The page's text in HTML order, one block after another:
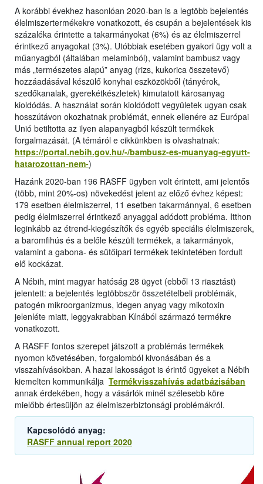
A korábbi évekhez hasonlóan 2020-ban is a legtöbb bejelentés
élelmiszertermékekre vonatkozott, és csupán a bejelentések kis
százaléka érintette a takarmányokat (6%) és az élelmiszerrel
érintkező anyagokat (3%). Utóbbiak esetében gyakori ügy volt a
műanyagból (általában melaminból), valamint bambusz vagy
más „természetes alapú” anyag (rizs, kukorica összetevő)
hozzáadásával készülő konyhai eszközökből (tányérok,
szedőkanalak, gyerekétkészletek) kimutatott károsanyag
kioldódás. A használat során kioldódott vegyületek ugyan csak
hosszútávon okozhatnak problémát, ennek ellenére az Európai
Unió betiltotta az ilyen alapanyagból készült termékek
forgalmazását. (A témáról e cikkünkben is olvashatnak:
https://portal.nebih.gov.hu/-/bambusz-es-muanyag-egyutt-
hatarozottan-nem-)
Hazánk 2020-ban 196 RASFF ügyben volt érintett, ami jelentős
(több, mint 20%-os) növekedést jelent az előző évhez képest:
179 esetben élelmiszerrel, 11 esetben takarmánnyal, 6 esetben
pedig élelmiszerrel érintkező anyaggal adódott probléma. Itthon
leginkább az étrend-kiegészítők és egyéb speciális élelmiszerek,
a baromfihús és a belőle készült termékek, a takarmányok,
valamint a gabona- és sütőipari termékek tekintetében fordult
elő kockázat.
A Nébih, mint magyar hatóság 28 ügyet (ebből 13 riasztást)
jelentett: a bejelentés legtöbbször összetételbeli problémák,
patogén mikroorganizmus, idegen anyag vagy mikotoxin
jelenléte miatt, leggyakrabban Kínából származó termékre
vonatkozott.
A RASFF fontos szerepet játszott a problémás termékek
nyomon követésében, forgalomból kivonásában és a
visszahívásokban. A hazai lakosságot is érintő ügyeket a Nébih
kiemelten kommunikálja Termékvisszahívás adatbázisában
annak érdekében, hogy a vásárlók minél szélesebb köre
mielőbb értesüljön az élelmiszerbiztonsági problémákról.
Kapcsolódó anyag:
RASFF annual report 2020